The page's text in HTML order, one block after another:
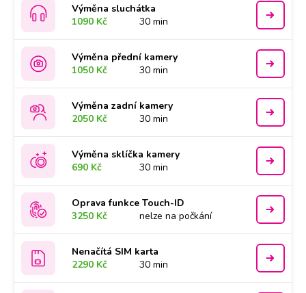
Výměna sluchátka
1090 Kč
30 min
Výměna přední kamery
1050 Kč
30 min
Výměna zadní kamery
2050 Kč
30 min
Výměna sklíčka kamery
690 Kč
30 min
Oprava funkce Touch-ID
3250 Kč
nelze na počkání
Nenačítá SIM karta
2290 Kč
30 min